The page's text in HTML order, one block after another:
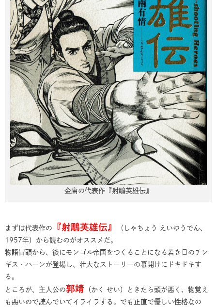
金庸の代表作『射鵰英雄伝』
まずは代表作の 『射鵰英雄伝』
（しゃちょう えいゆうでん、
1957年）から読むのがオススメだ。
物語冒頭から、後にモンゴル帝国をつくることになる若き日のチン
ギス・ハーンが登場し、壮大なストーリーの幕開けにドキドキす
る。
ところが、主人公の郭靖 （かく せい）ときたら頭が悪く、物覚え
も悪いので読んでいてイライラする。でも正直で優しい性格なの